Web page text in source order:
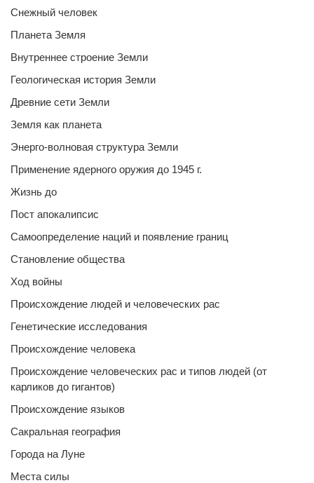
Снежный человек
Планета Земля
Внутреннее строение Земли
Геологическая история Земли
Древние сети Земли
Земля как планета
Энерго-волновая структура Земли
Применение ядерного оружия до 1945 г.
Жизнь до
Пост апокалипсис
Самоопределение наций и появление границ
Становление общества
Ход войны
Происхождение людей и человеческих рас
Генетические исследования
Происхождение человека
Происхождение человеческих рас и типов людей (от
карликов до гигантов)
Происхождение языков
Сакральная география
Города на Луне
Места силы